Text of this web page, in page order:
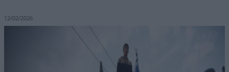
12/02/2026